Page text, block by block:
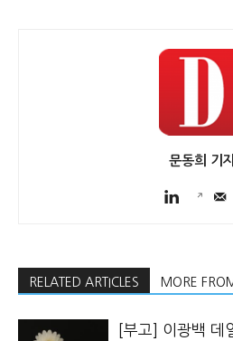
문동희 기
RELATED ARTICLES MORE
[부고] 이광백 데